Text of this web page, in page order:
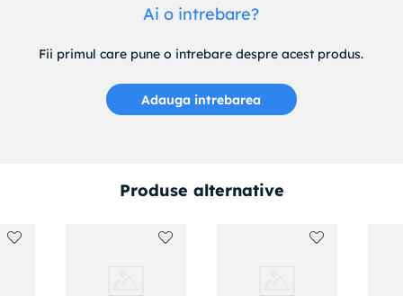
Ai o intrebare?
Fii primul care pune o intrebare despre acest produs.
Adauga intrebarea
Produse alternative